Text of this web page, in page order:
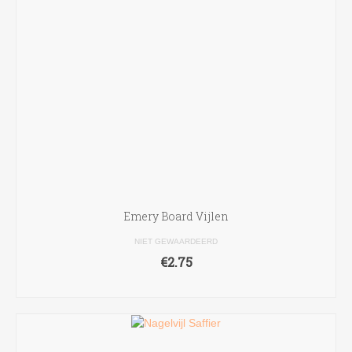
Emery Board Vijlen
NIET GEWAARDEERD
€2.75